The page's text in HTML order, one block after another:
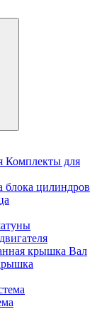
Комплекты для
блока цилиндров
Вал